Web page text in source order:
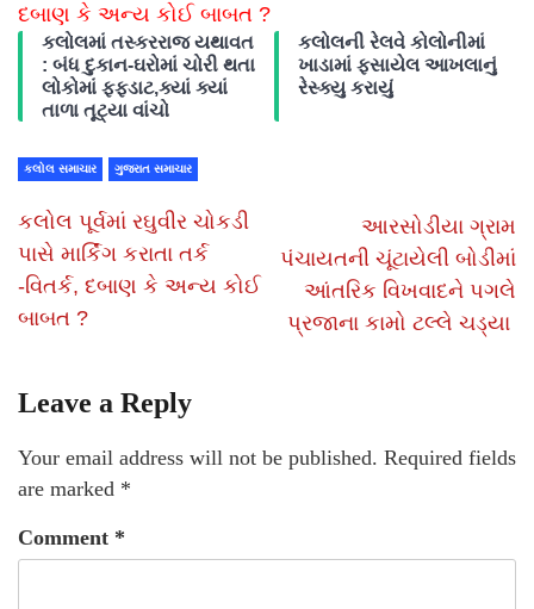
દબાણ કે અન્ય કોઈ બાબત ?
કલોલમાં તસ્કરરાજ યથાવત
: બંધ દુકાન-ઘરોમાં ચોરી થતા
લોકોમાં ફફડાટ,ક્યાં ક્યાં
તાળા તૂટ્યા વાંચો
કલોલની રેલવે કોલોનીમાં
ખાડામાં ફસાયેલ આખલાનું
રેસ્ક્યુ કરાયું
કલોલ સમાચાર ગુજરાત સમાચાર
કલોલ પૂર્વમાં રઘુવીર ચોકડી
પાસે માર્કિંગ કરાતા તર્ક
-વિતર્ક, દબાણ કે અન્ય કોઈ
બાબત ?
આરસોડીયા ગ્રામ
પંચાયતની ચૂંટાયેલી બોડીમાં
આંતરિક વિખવાદને પગલે
પ્રજાના કામો ટલ્લે ચડ્યા
Leave a Reply
Your email address will not be published. Required fields
are marked *
Comment *